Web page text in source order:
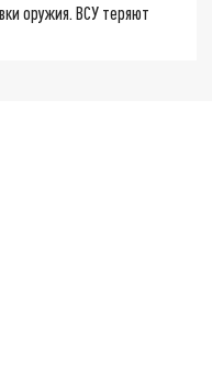
оружия. ВСУ теряют